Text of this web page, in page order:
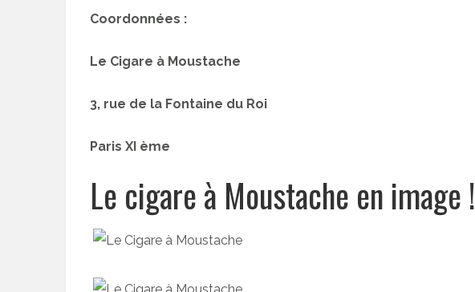
Coordonnées :
Le Cigare à Moustache
3, rue de la Fontaine du Roi
Paris XI ème
Le cigare à Moustache en image !